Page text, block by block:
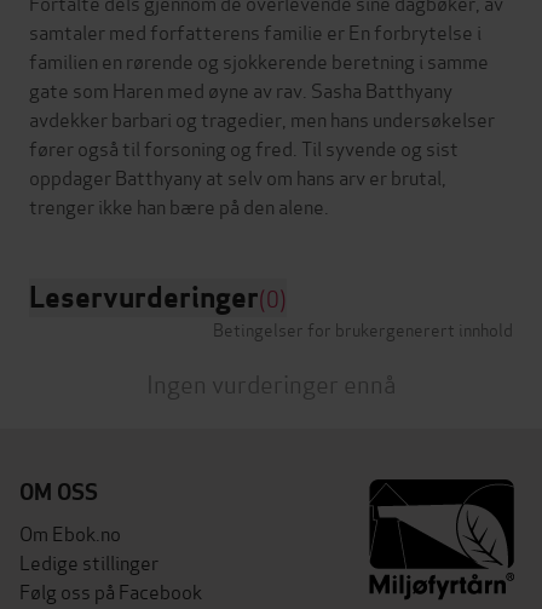
samtaler med forfatterens familie er En forbrytelse i
familien en rørende og sjokkerende beretning i samme
gate som Haren med øyne av rav. Sasha Batthyany
avdekker barbari og tragedier, men hans undersøkelser
fører også til forsoning og fred. Til syvende og sist
oppdager Batthyany at selv om hans arv er brutal,
Leservurderinger(0)
Betingelser for brukergenerert innhold
Ingen vurderinger ennå
OM OSS
Om Ebok.no
Ledige stillinger
Følg oss på Facebook